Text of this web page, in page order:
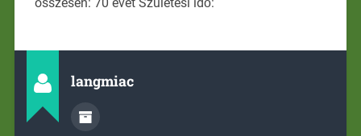
langmiac